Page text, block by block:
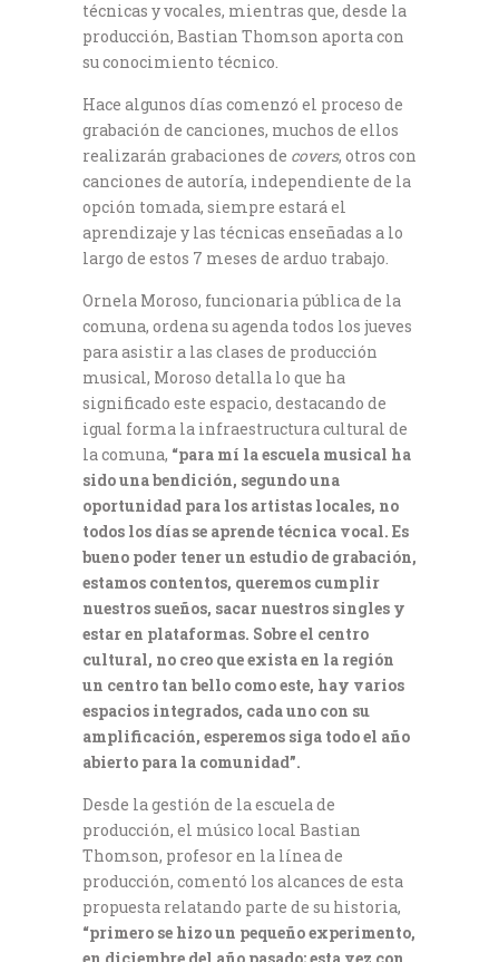
técnicas y vocales, mientras que, desde la
producción, Bastian Thomson aporta con
su conocimiento técnico.
Hace algunos días comenzó el proceso de
grabación de canciones, muchos de ellos
realizarán grabaciones de covers, otros con
canciones de autoría, independiente de la
opción tomada, siempre estará el
aprendizaje y las técnicas enseñadas a lo
largo de estos 7 meses de arduo trabajo.
Ornela Moroso, funcionaria pública de la
comuna, ordena su agenda todos los jueves
para asistir a las clases de producción
musical, Moroso detalla lo que ha
significado este espacio, destacando de
igual forma la infraestructura cultural de
la comuna, “para mí la escuela musical ha
sido una bendición, segundo una
oportunidad para los artistas locales, no
todos los días se aprende técnica vocal. Es
bueno poder tener un estudio de grabación,
estamos contentos, queremos cumplir
nuestros sueños, sacar nuestros singles y
estar en plataformas. Sobre el centro
cultural, no creo que exista en la región
un centro tan bello como este, hay varios
espacios integrados, cada uno con su
amplificación, esperemos siga todo el año
abierto para la comunidad”.
Desde la gestión de la escuela de
producción, el músico local Bastian
Thomson, profesor en la línea de
producción, comentó los alcances de esta
propuesta relatando parte de su historia,
“primero se hizo un pequeño experimento,